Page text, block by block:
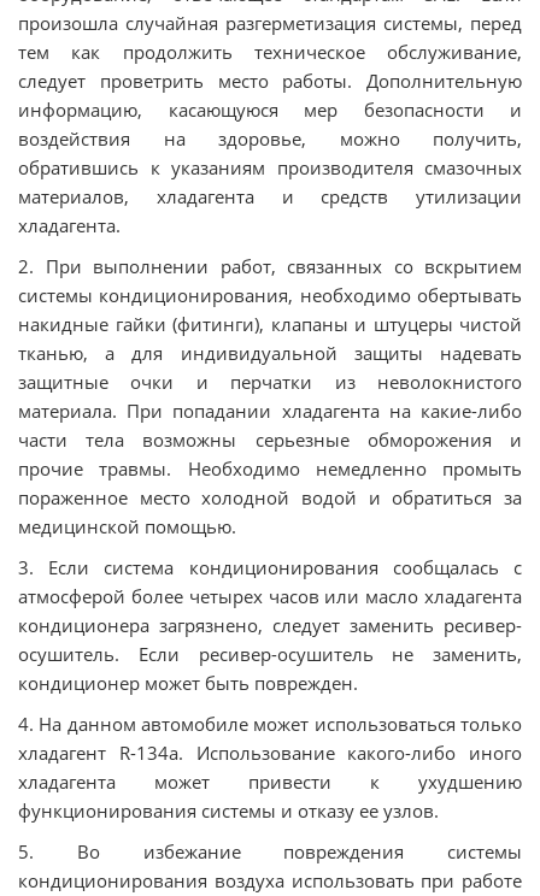
произошла случайная разгерметизация системы, перед
тем как продолжить техническое обслуживание,
следует проветрить место работы. Дополнительную
информацию, касающуюся мер безопасности и
воздействия на здоровье, можно получить,
обратившись к указаниям производителя смазочных
материалов, хладагента и средств утилизации
хладагента.
2. При выполнении работ, связанных со вскрытием
системы кондиционирования, необходимо обертывать
накидные гайки (фитинги), клапаны и штуцеры чистой
тканью, а для индивидуальной защиты надевать
защитные очки и перчатки из неволокнистого
материала. При попадании хладагента на какие-либо
части тела возможны серьезные обморожения и
прочие травмы. Необходимо немедленно промыть
пораженное место холодной водой и обратиться за
медицинской помощью.
3. Если система кондиционирования сообщалась с
атмосферой более четырех часов или масло хладагента
кондиционера загрязнено, следует заменить ресивер-
осушитель. Если ресивер-осушитель не заменить,
кондиционер может быть поврежден.
4. На данном автомобиле может использоваться только
хладагент R-134a. Использование какого-либо иного
хладагента может привести к ухудшению
функционирования системы и отказу ее узлов.
5. Во избежание повреждения системы
кондиционирования воздуха использовать при работе